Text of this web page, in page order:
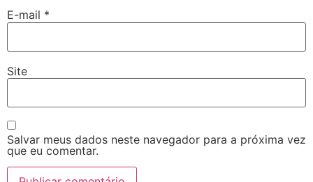
E-mail *
Site
Salvar meus dados neste navegador para a próxima vez
que eu comentar.